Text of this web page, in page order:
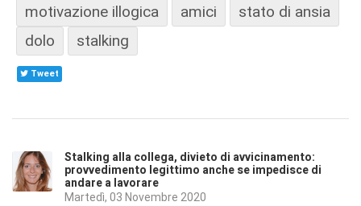
motivazione illogica
amici
stato di ansia
dolo
stalking
Tweet
Stalking alla collega, divieto di avvicinamento:
provvedimento legittimo anche se impedisce di
andare a lavorare
Martedì, 03 Novembre 2020